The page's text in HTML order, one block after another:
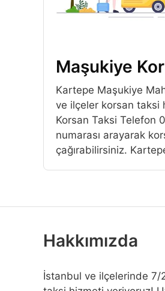
Maşukiye
Kartepe Maşukiye
ve ilçeler korsan taksi
Korsan Taksi Telefon
numarası arayarak
çağırabilirsiniz.
Hakkımızda
İstanbul ve ilçelerinde 7/